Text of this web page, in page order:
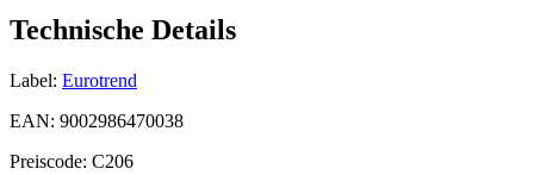
Technische Details
Label: Eurotrend
EAN: 9002986470038
Preiscode: C206